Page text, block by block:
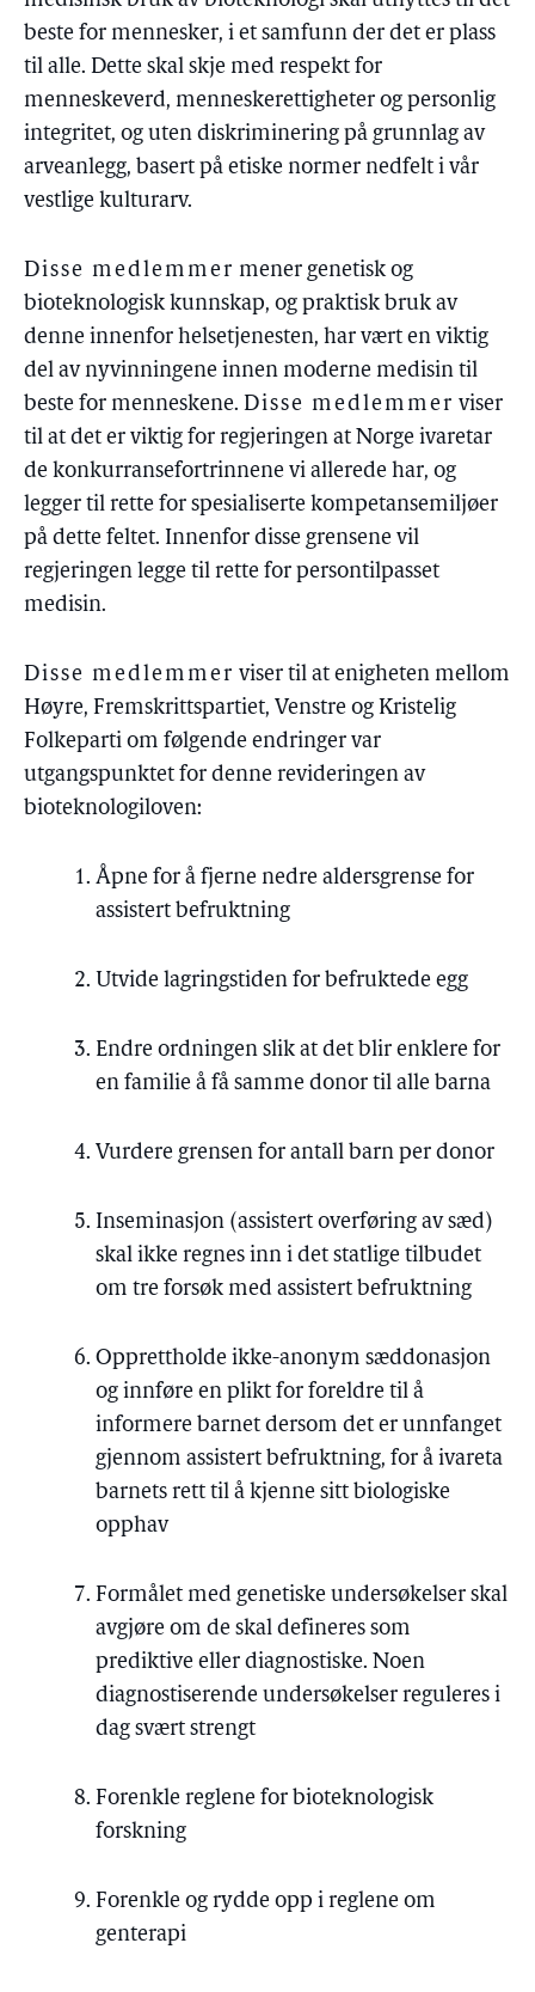
beste for mennesker, i et samfunn der det er plass
til alle. Dette skal skje med respekt for
menneskeverd, menneskerettigheter og personlig
integritet, og uten diskriminering på grunnlag av
arveanlegg, basert på etiske normer nedfelt i vår
vestlige kulturarv.
Disse medlemmer mener genetisk og
bioteknologisk kunnskap, og praktisk bruk av
denne innenfor helsetjenesten, har vært en viktig
del av nyvinningene innen moderne medisin til
beste for menneskene. Disse medlemmer viser
til at det er viktig for regjeringen at Norge ivaretar
de konkurransefortrinnene vi allerede har, og
legger til rette for spesialiserte kompetansemiljøer
på dette feltet. Innenfor disse grensene vil
regjeringen legge til rette for persontilpasset
medisin.
Disse medlemmer viser til at enigheten mellom
Høyre, Fremskrittspartiet, Venstre og Kristelig
Folkeparti om følgende endringer var
utgangspunktet for denne revideringen av
bioteknologiloven:
Åpne for å fjerne nedre aldersgrense for
assistert befruktning
Utvide lagringstiden for befruktede egg
Endre ordningen slik at det blir enklere for
en familie å få samme donor til alle barna
Vurdere grensen for antall barn per donor
Inseminasjon (assistert overføring av sæd)
skal ikke regnes inn i det statlige tilbudet
om tre forsøk med assistert befruktning
Opprettholde ikke-anonym sæddonasjon
og innføre en plikt for foreldre til å
informere barnet dersom det er unnfanget
gjennom assistert befruktning, for å ivareta
barnets rett til å kjenne sitt biologiske
opphav
Formålet med genetiske undersøkelser skal
avgjøre om de skal defineres som
prediktive eller diagnostiske. Noen
diagnostiserende undersøkelser reguleres i
dag svært strengt
Forenkle reglene for bioteknologisk
forskning
Forenkle og rydde opp i reglene om
genterapi